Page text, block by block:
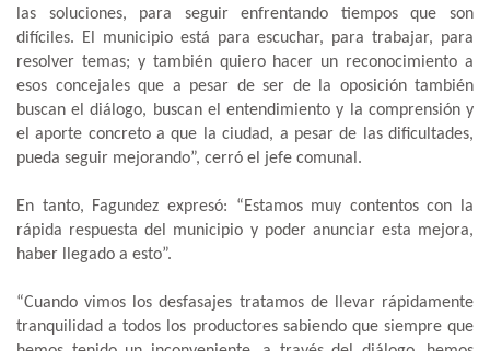
las soluciones, para seguir enfrentando tiempos que son
difíciles. El municipio está para escuchar, para trabajar, para
resolver temas; y también quiero hacer un reconocimiento a
esos concejales que a pesar de ser de la oposición también
buscan el diálogo, buscan el entendimiento y la comprensión y
el aporte concreto a que la ciudad, a pesar de las dificultades,
pueda seguir mejorando”, cerró el jefe comunal.
En tanto, Fagundez expresó: “Estamos muy contentos con la
rápida respuesta del municipio y poder anunciar esta mejora,
haber llegado a esto”.
“Cuando vimos los desfasajes tratamos de llevar rápidamente
tranquilidad a todos los productores sabiendo que siempre que